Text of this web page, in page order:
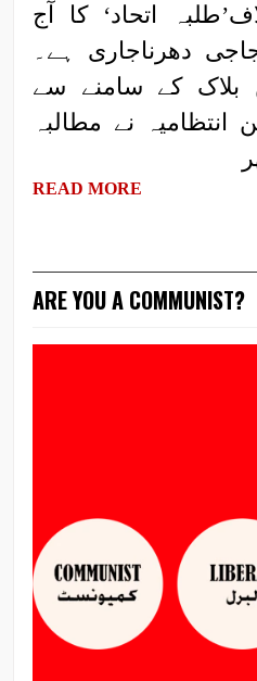
اتحاد‘ کا آج
دھرناجاری ہے۔
بلاک کے سامنے سے
انتظامیہ نے مطالبہ
READ MORE
ARE YOU A COMMUNIST?